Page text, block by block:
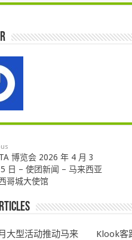
博览会 2026 年 4 月 3
5 日 – 使团新闻 – 马来西亚
哥城大使馆
大型活动推动马来
Klook客